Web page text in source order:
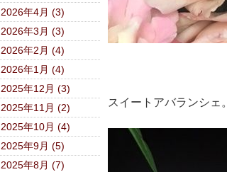
スイートアバランシェ。
2026年4月 (3)
2026年3月 (3)
2026年2月 (4)
2026年1月 (4)
2025年12月 (3)
2025年11月 (2)
2025年10月 (4)
2025年9月 (5)
2025年8月 (7)